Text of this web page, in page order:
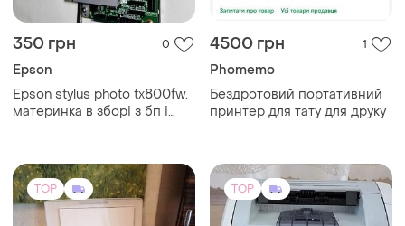
350 грн 0
Epson
Epson stylus photo tx800fw.
материнка в зборі з бп і
4500 грн 1
Phomemo
Бездротовий портативний
принтер для тату для друку
TOP TOP